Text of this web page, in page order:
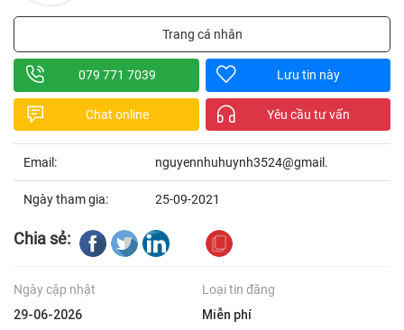
Trang cá nhân
079 771 7039 Lưu tin này
Chat online Yêu cầu tư vấn
Email: nguyennhuhuynh3524@gmail.
Ngày tham gia: 25-09-2021
Chia sẻ:
Ngày cập nhật
29-06-2026
Loại tin đăng
Miễn phí